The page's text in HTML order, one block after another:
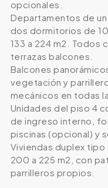
opcionales.
Departamentos de
dos dormitorios de
133 a 224 m2. Todos
terrazas balcones.
Balcones
vegetación y
mecánicos en todas
Unidades del piso 4
de ingreso interno,
piscinas (opcional) y
Viviendas duplex tipo
200 a 225 m2, con
parrilleros propios.